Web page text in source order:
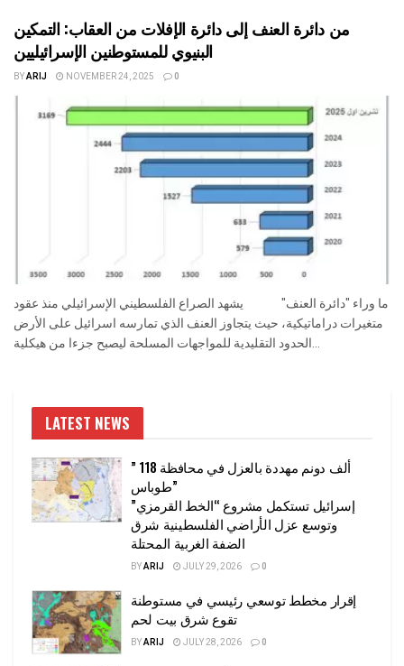
من دائرة العنف إلى دائرة الإفلات من العقاب: التمكين
البنيوي للمستوطنين الإسرائيليين
BYARIJ NOVEMBER 24, 2025 0
ما وراء "دائرة العنف" يشهد الصراع الفلسطيني الإسرائيلي منذ عقود
متغيرات دراماتيكية، حيث يتجاوز العنف الذي تمارسه اسرائيل على الأرض
الحدود التقليدية للمواجهات المسلحة ليصبح جزءا من هيكلية...
LATEST NEWS
” 118 ألف دونم مهددة بالعزل في محافظة
طوباس”
إسرائيل تستكمل مشروع “الخط القرمزي”
وتوسع عزل الأراضي الفلسطينية شرق
الضفة الغربية المحتلة
BYARIJ JULY 29, 2026 0
إقرار مخطط توسعي رئيسي في مستوطنة
تقوع شرق بيت لحم
BYARIJ JULY 28, 2026 0